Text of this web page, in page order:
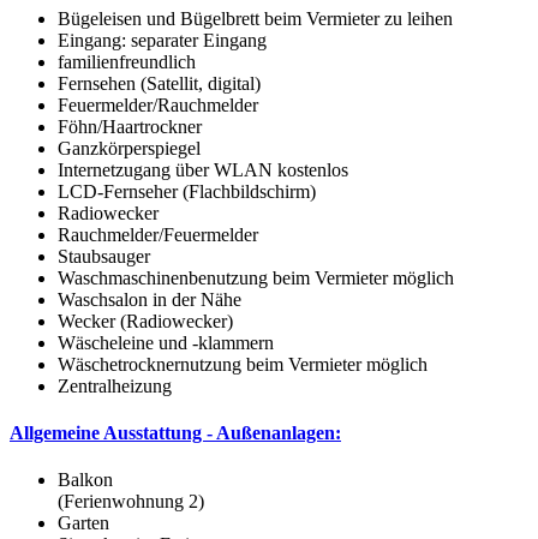
Bügeleisen und Bügelbrett beim Vermieter zu leihen
Eingang: separater Eingang
familienfreundlich
Fernsehen (Satellit, digital)
Feuermelder/Rauchmelder
Föhn/Haartrockner
Ganzkörperspiegel
Internetzugang über WLAN kostenlos
LCD-Fernseher (Flachbildschirm)
Radiowecker
Rauchmelder/Feuermelder
Staubsauger
Waschmaschinenbenutzung beim Vermieter möglich
Waschsalon in der Nähe
Wecker (Radiowecker)
Wäscheleine und -klammern
Wäschetrocknernutzung beim Vermieter möglich
Zentralheizung
Allgemeine Ausstattung - Außenanlagen:
Balkon
(Ferienwohnung 2)
Garten